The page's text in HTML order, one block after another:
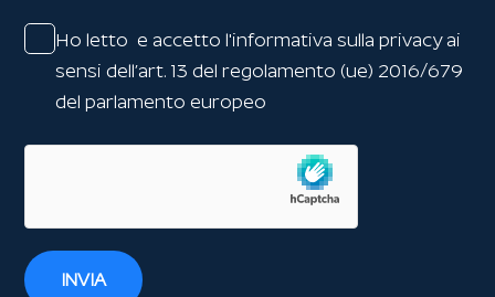
Ho letto e accetto l'informativa sulla privacyai
sensi dell’art. 13 del regolamento (ue) 2016/679
del parlamento europeo
INVIA